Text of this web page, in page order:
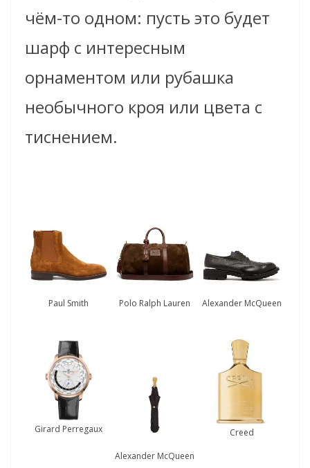
чём-то одном: пусть это будет
шарф с интересным
орнаментом или рубашка
необычного кроя или цвета с
тиснением.
Paul Smith Polo Ralph Lauren Alexander McQueen
Girard Perregaux
Alexander McQueen
Creed